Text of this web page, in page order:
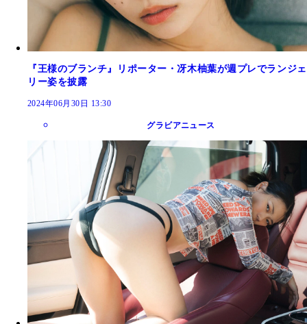
『王様のブランチ』リポーター・冴木柚葉が週プレでランジェ
リー姿を披露
2024年06月30日 13:30
グラビアニュース